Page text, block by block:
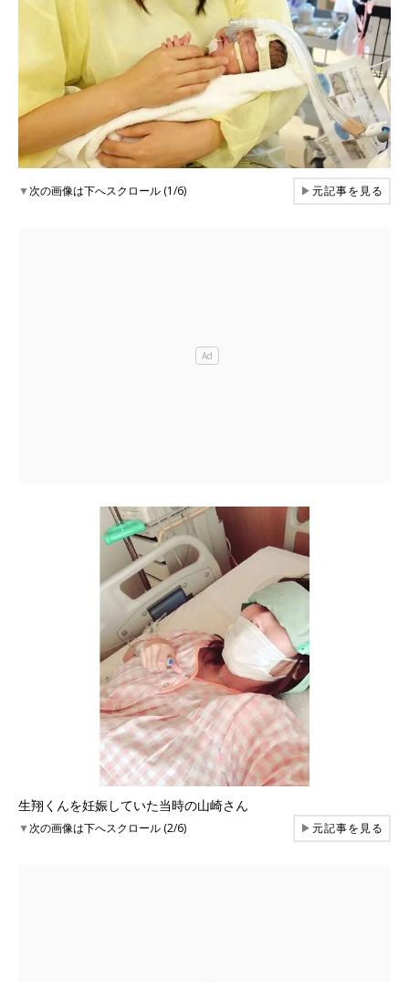
▼次の画像は下へスクロール (1/6) ▶元記事を見る
生翔くんを妊娠していた当時の山崎さん
▼次の画像は下へスクロール (2/6) ▶元記事を見る